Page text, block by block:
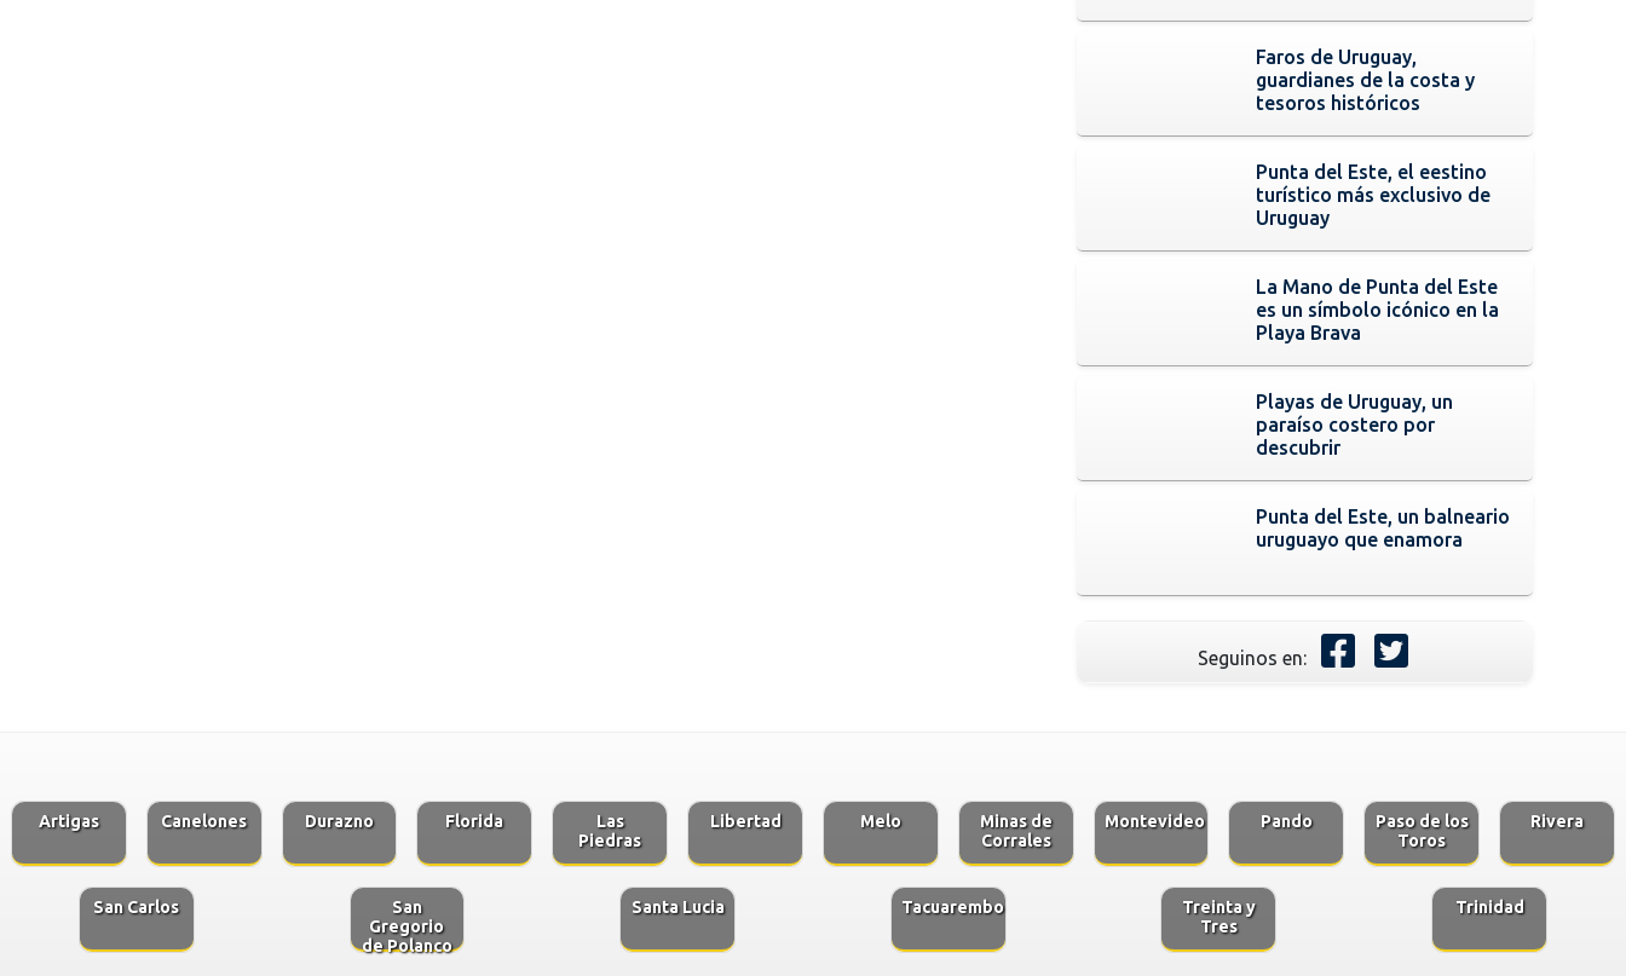
Faros de Uruguay,
guardianes de la costa y
tesoros históricos
Punta del Este, el eestino
turístico más exclusivo de
Uruguay
La Mano de Punta del Este
es un símbolo icónico en la
Playa Brava
Playas de Uruguay, un
paraíso costero por
descubrir
Punta del Este, un balneario
uruguayo que enamora
Seguinos en:
Artigas Canelones Durazno Florida
Las
Piedras
Libertad Melo
Minas de
Corrales
Montevideo Pando
Paso de los
Toros
Rivera
San Carlos
San
Gregorio
de Polanco
Santa Lucia Tacuarembo
Treinta y
Tres
Trinidad